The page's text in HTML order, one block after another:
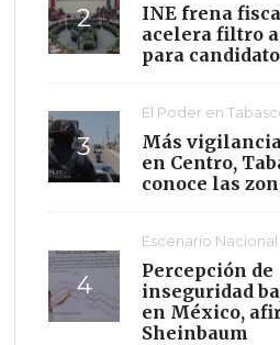
INE frena
acelera filtro
para
El Poder en
Más
en Centro,
conoce las
Escenario Nacional
Percepción de
inseguridad
en México,
Sheinbaum